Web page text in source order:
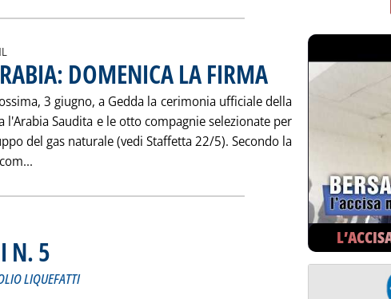
DOMENICA LA FIRMA . Pubblicata mercoledì 30
3 giugno, a Gedda la cerimonia ufficiale della
Saudita e le otto compagnie selezionate per
del gas naturale (vedi Staffetta 22/5). Secondo la
Leggi tutta la notizia: 'PROGETTI GAS IN ARABIA: DOMENICA
N. 5
LIQUEFATTI